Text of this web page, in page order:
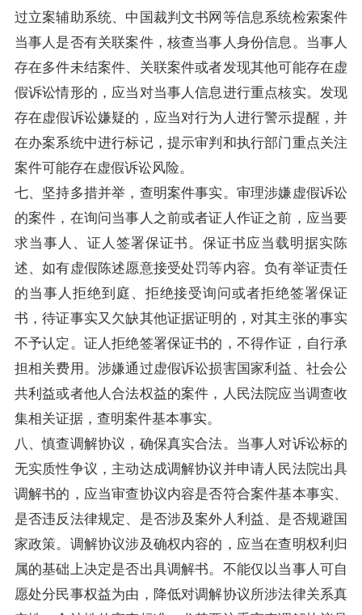
过立案辅助系统、中国裁判文书网等信息系统检索案件
当事人是否有关联案件，核查当事人身份信息。当事人
存在多件未结案件、关联案件或者发现其他可能存在虚
假诉讼情形的，应当对当事人信息进行重点核实。发现
存在虚假诉讼嫌疑的，应当对行为人进行警示提醒，并
在办案系统中进行标记，提示审判和执行部门重点关注
案件可能存在虚假诉讼风险。
七、坚持多措并举，查明案件事实。审理涉嫌虚假诉讼
的案件，在询问当事人之前或者证人作证之前，应当要
求当事人、证人签署保证书。保证书应当载明据实陈
述、如有虚假陈述愿意接受处罚等内容。负有举证责任
的当事人拒绝到庭、拒绝接受询问或者拒绝签署保证
书，待证事实又欠缺其他证据证明的，对其主张的事实
不予认定。证人拒绝签署保证书的，不得作证，自行承
担相关费用。涉嫌通过虚假诉讼损害国家利益、社会公
共利益或者他人合法权益的案件，人民法院应当调查收
集相关证据，查明案件基本事实。
八、慎查调解协议，确保真实合法。当事人对诉讼标的
无实质性争议，主动达成调解协议并申请人民法院出具
调解书的，应当审查协议内容是否符合案件基本事实、
是否违反法律规定、是否涉及案外人利益、是否规避国
家政策。调解协议涉及确权内容的，应当在查明权利归
属的基础上决定是否出具调解书。不能仅以当事人可自
愿处分民事权益为由，降低对调解协议所涉法律关系真